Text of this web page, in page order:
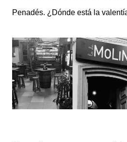
Penadés. ¿Dónde está la